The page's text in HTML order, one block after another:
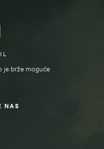
je brže moguće
NAS